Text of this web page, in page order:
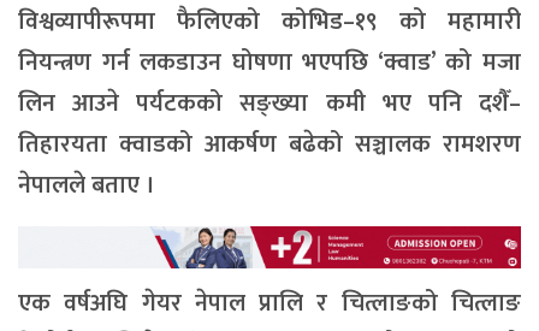
विश्वव्यापीरूपमा फैलिएको कोभिड–१९ को महामारी
नियन्त्रण गर्न लकडाउन घोषणा भएपछि ‘क्वाड’ को मजा
लिन आउने पर्यटकको सङ्ख्या कमी भए पनि दशैँ–
तिहारयता क्वाडको आकर्षण बढेको सञ्चालक रामशरण
नेपालले बताए ।
एक वर्षअघि गेयर नेपाल प्रालि र चित्लाङको चित्लाङ